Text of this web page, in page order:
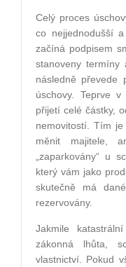
Celý proces
co nejjednodušší
začíná podpisem
stanoveny termíny
následně převede
úschovy. Teprve
přijetí celé částky,
nemovitostí. Tím
měnit majitele,
„zaparkovány“ u
který vám jako
skutečně má
rezervovány.
Jakmile
zákonná lhůta,
vlastnictví. Pokud